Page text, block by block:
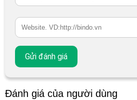
Đánh giá của người dùng